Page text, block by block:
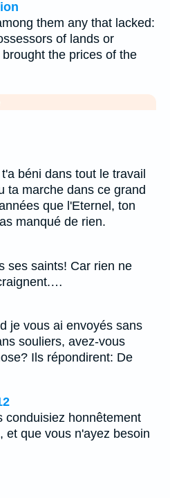
them any that lacked:
of lands or
the prices of the
béni dans tout le travail
ta marche dans ce grand
que l'Eternel, ton
manqué de rien.
ses saints! Car rien ne
je vous ai envoyés sans
souliers, avez-vous
Ils répondirent: De
conduisiez honnêtement
et que vous n'ayez besoin